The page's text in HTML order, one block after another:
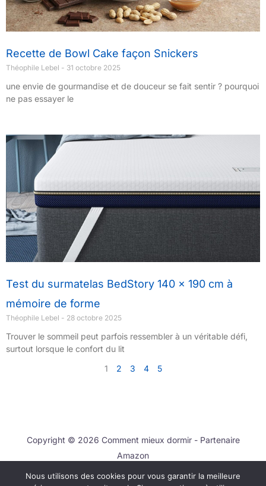
Recette de Bowl Cake façon Snickers
Théophile Lebel 31 octobre 2025
une envie de gourmandise et de douceur se fait sentir ? pourquoi
ne pas essayer le
Test du surmatelas BedStory 140 x 190 cm à
mémoire de forme
Théophile Lebel 28 octobre 2025
Trouver le sommeil peut parfois ressembler à un véritable défi,
surtout lorsque le confort du lit
1
2 3 4 5
Copyright © 2026 Comment mieux dormir - Partenaire
Amazon
Contact
Nous utilisons des cookies pour vous garantir la meilleure